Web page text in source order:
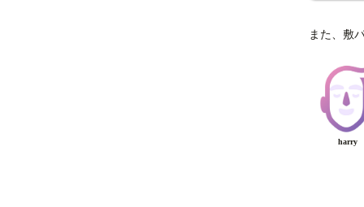
また、敷
harry